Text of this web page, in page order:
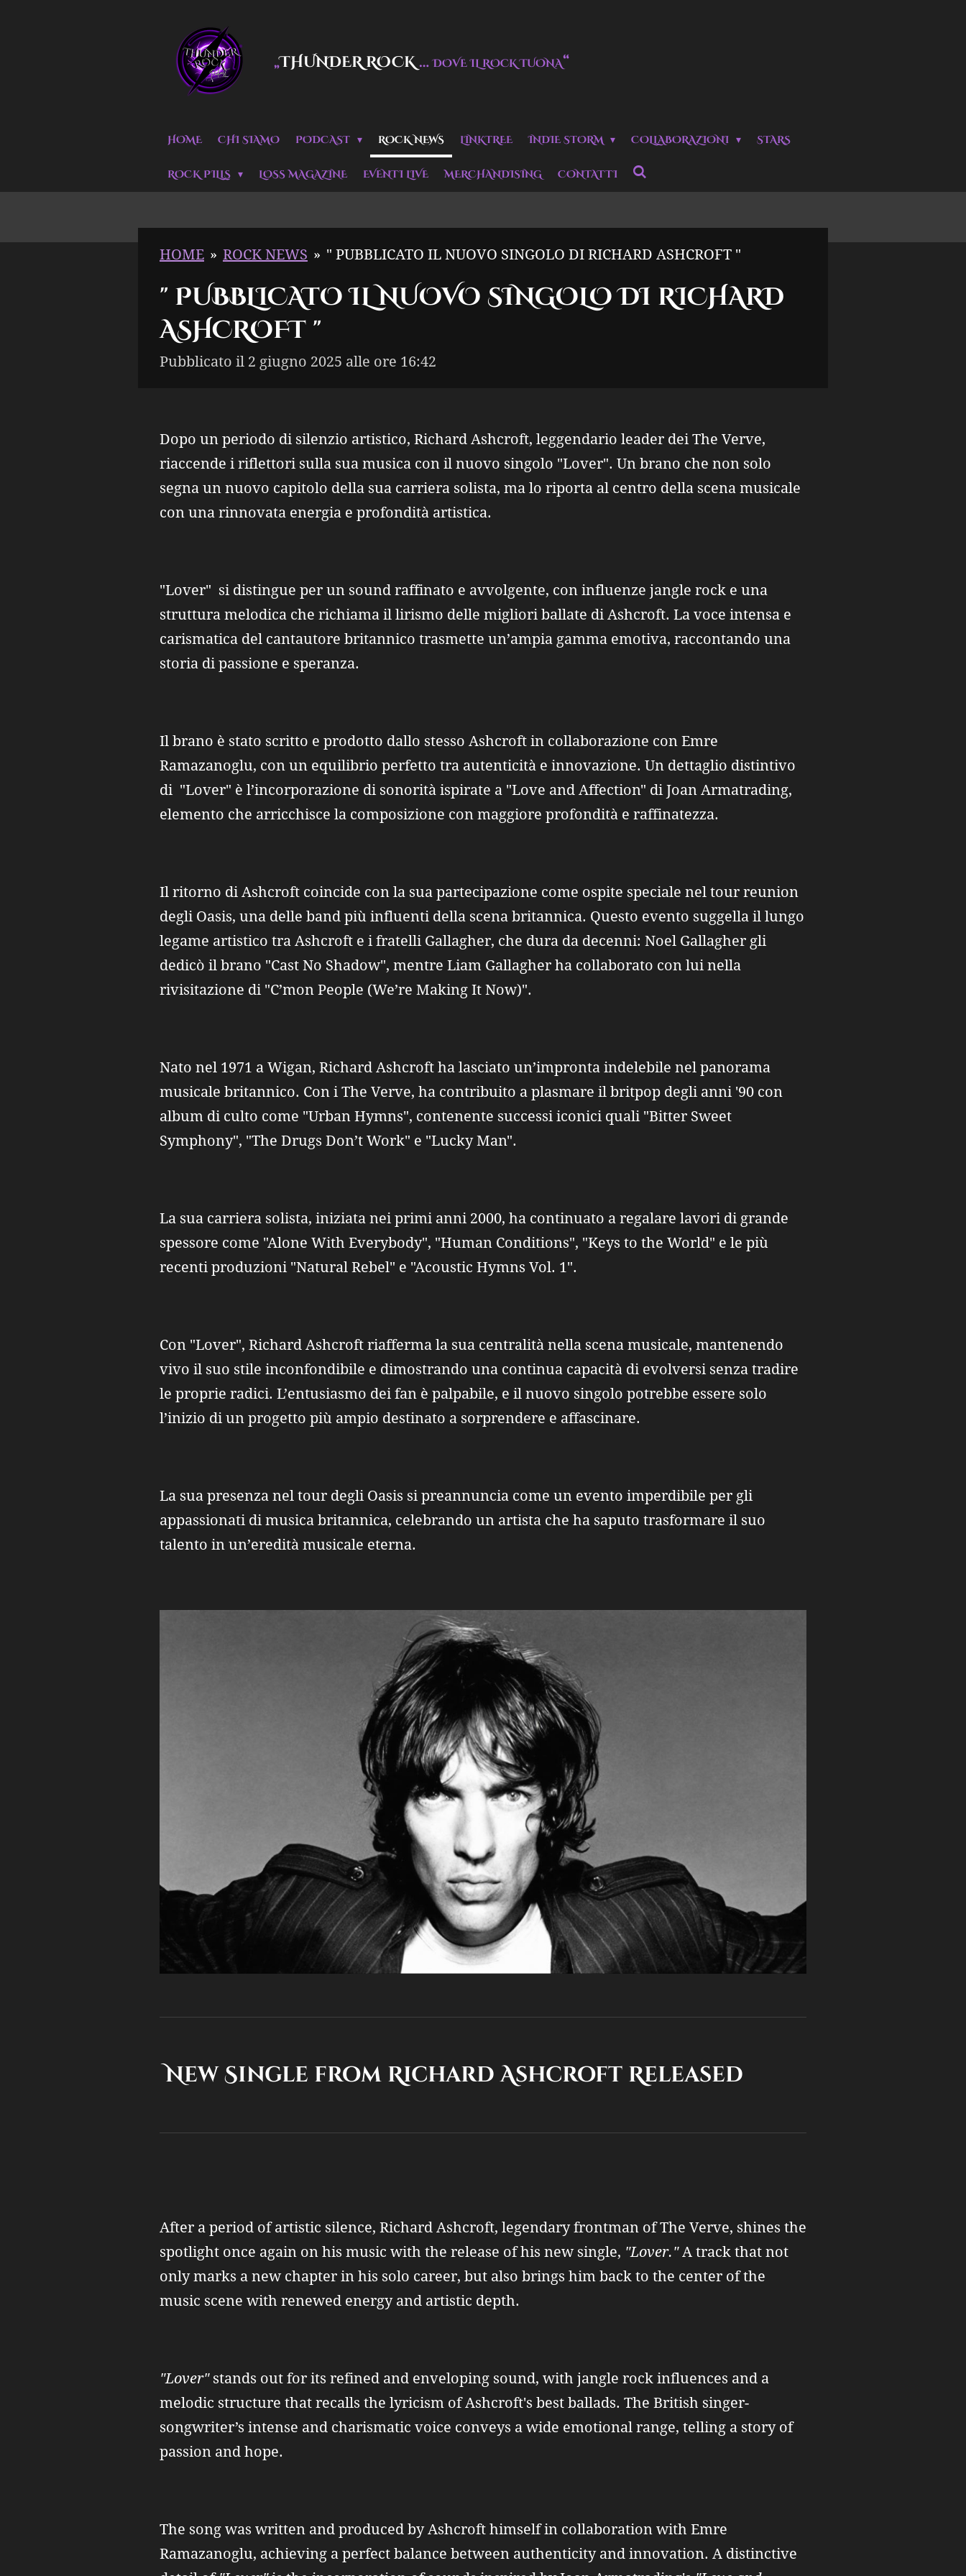
„THUNDER ROCK…DOVE IL ROCK TUONA“
HOME CHI SIAMO PODCAST ROCK NEWS LINKTREE INDIE STORM COLLABORAZIONI STARS
ROCK PILLS LOSS MAGAZINE EVENTI LIVE MERCHANDISING CONTATTI
HOME » ROCK NEWS » " PUBBLICATO IL NUOVO SINGOLO DI RICHARD ASHCROFT "
" PUBBLICATO IL NUOVO SINGOLO DI RICHARD
ASHCROFT "
Pubblicato il 2 giugno 2025 alle ore 16:42
Dopo un periodo di silenzio artistico, Richard Ashcroft, leggendario leader dei The Verve,
riaccende i riflettori sulla sua musica con il nuovo singolo "Lover". Un brano che non solo
segna un nuovo capitolo della sua carriera solista, ma lo riporta al centro della scena musicale
con una rinnovata energia e profondità artistica.
"Lover" si distingue per un sound raffinato e avvolgente, con influenze jangle rock e una
struttura melodica che richiama il lirismo delle migliori ballate di Ashcroft. La voce intensa e
carismatica del cantautore britannico trasmette un’ampia gamma emotiva, raccontando una
storia di passione e speranza.
Il brano è stato scritto e prodotto dallo stesso Ashcroft in collaborazione con Emre
Ramazanoglu, con un equilibrio perfetto tra autenticità e innovazione. Un dettaglio distintivo
di "Lover" è l’incorporazione di sonorità ispirate a "Love and Affection" di Joan Armatrading,
elemento che arricchisce la composizione con maggiore profondità e raffinatezza.
Il ritorno di Ashcroft coincide con la sua partecipazione come ospite speciale nel tour reunion
degli Oasis, una delle band più influenti della scena britannica. Questo evento suggella il lungo
legame artistico tra Ashcroft e i fratelli Gallagher, che dura da decenni: Noel Gallagher gli
dedicò il brano "Cast No Shadow", mentre Liam Gallagher ha collaborato con lui nella
rivisitazione di "C’mon People (We’re Making It Now)".
Nato nel 1971 a Wigan, Richard Ashcroft ha lasciato un’impronta indelebile nel panorama
musicale britannico. Con i The Verve, ha contribuito a plasmare il britpop degli anni '90 con
album di culto come "Urban Hymns", contenente successi iconici quali "Bitter Sweet
Symphony", "The Drugs Don’t Work" e "Lucky Man".
La sua carriera solista, iniziata nei primi anni 2000, ha continuato a regalare lavori di grande
spessore come "Alone With Everybody", "Human Conditions", "Keys to the World" e le più
recenti produzioni "Natural Rebel" e "Acoustic Hymns Vol. 1".
Con "Lover", Richard Ashcroft riafferma la sua centralità nella scena musicale, mantenendo
vivo il suo stile inconfondibile e dimostrando una continua capacità di evolversi senza tradire
le proprie radici. L’entusiasmo dei fan è palpabile, e il nuovo singolo potrebbe essere solo
l’inizio di un progetto più ampio destinato a sorprendere e affascinare.
La sua presenza nel tour degli Oasis si preannuncia come un evento imperdibile per gli
appassionati di musica britannica, celebrando un artista che ha saputo trasformare il suo
talento in un’eredità musicale eterna.
New Single from Richard Ashcroft Released
After a period of artistic silence, Richard Ashcroft, legendary frontman of The Verve, shines the
spotlight once again on his music with the release of his new single, "Lover."A track that not
only marks a new chapter in his solo career, but also brings him back to the center of the
music scene with renewed energy and artistic depth.
"Lover"stands out for its refined and enveloping sound, with jangle rock influences and a
melodic structure that recalls the lyricism of Ashcroft's best ballads. The British singer-
songwriter’s intense and charismatic voice conveys a wide emotional range, telling a story of
passion and hope.
The song was written and produced by Ashcroft himself in collaboration with Emre
Ramazanoglu, achieving a perfect balance between authenticity and innovation. A distinctive